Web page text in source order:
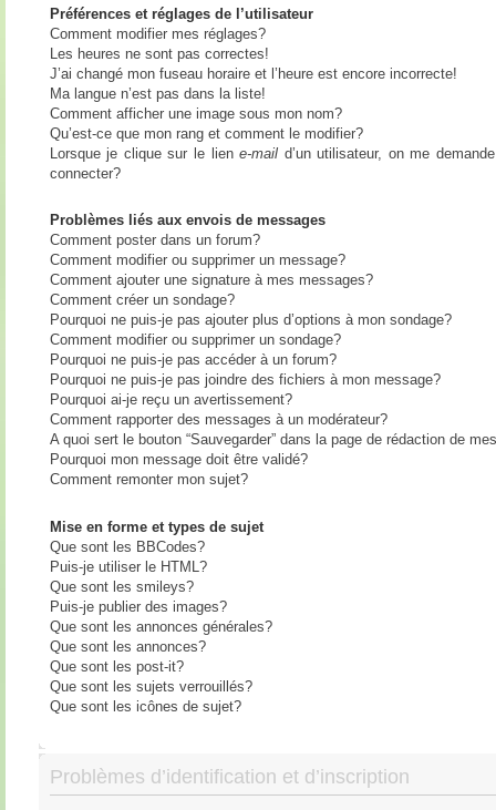
Préférences et réglages de l’utilisateur
Comment modifier mes réglages?
Les heures ne sont pas correctes!
J’ai changé mon fuseau horaire et l’heure est encore incorrecte!
Ma langue n’est pas dans la liste!
Comment afficher une image sous mon nom?
Qu’est-ce que mon rang et comment le modifier?
Lorsque je clique sur le liene-mail d’un utilisateur, on me
connecter?
Problèmes liés aux envois de messages
Comment poster dans un forum?
Comment modifier ou supprimer un message?
Comment ajouter une signature à mes messages?
Comment créer un sondage?
Pourquoi ne puis-je pas ajouter plus d’options à mon sondage?
Comment modifier ou supprimer un sondage?
Pourquoi ne puis-je pas accéder à un forum?
Pourquoi ne puis-je pas joindre des fichiers à mon message?
Pourquoi ai-je reçu un avertissement?
Comment rapporter des messages à un modérateur?
A quoi sert le bouton “Sauvegarder” dans la page de rédaction de
Pourquoi mon message doit être validé?
Comment remonter mon sujet?
Mise en forme et types de sujet
Que sont les BBCodes?
Puis-je utiliser le HTML?
Que sont les smileys?
Puis-je publier des images?
Que sont les annonces générales?
Que sont les annonces?
Que sont les post-it?
Que sont les sujets verrouillés?
Que sont les icônes de sujet?
Problèmes d’identification et d’inscription